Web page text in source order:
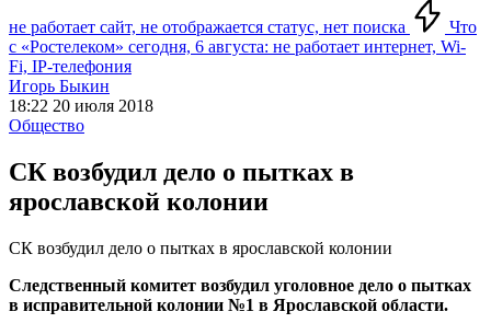
не работает сайт, не отображается статус, нет поиска
Что
с «Ростелеком» сегодня, 6 августа: не работает интернет, Wi-
Fi, IP-телефония
Игорь Быкин
18:22 20 июля 2018
Общество
СК возбудил дело о пытках в
ярославской колонии
СК возбудил дело о пытках в ярославской колонии
Следственный комитет возбудил уголовное дело о пытках
в исправительной колонии №1 в Ярославской области.